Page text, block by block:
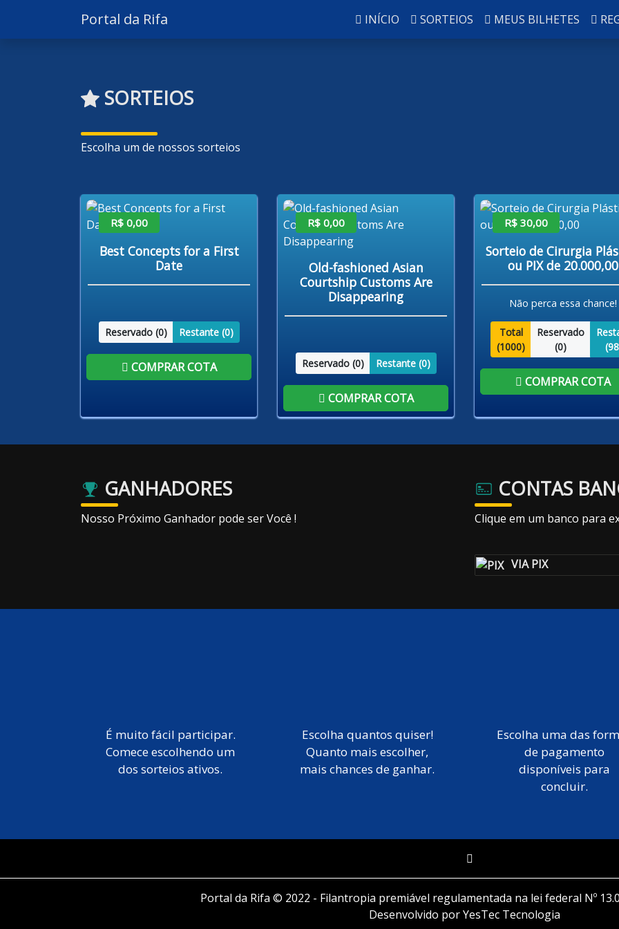
Portal da Rifa INÍCIO SORTEIOS MEUS BILHETES
SORTEIOS
Escolha um de nossos sorteios
R$ 0,00
Best Concepts for a First
Date
Reservado (0) Restante (0)
COMPRAR COTA
R$ 0,00
Old-fashioned Asian
Courtship Customs Are
Disappearing
Reservado (0) Restante (0)
COMPRAR COTA
R$ 30,00
Sorteio de Cirurgia
ou PIX de 20.000,00
Não perca essa chance!
Total
(1000)
Reservado
(0)
(
COMPRAR COTA
GANHADORES
Nosso Próximo Ganhador pode ser Você !
CONTAS
Clique em um banco para
VIA PIX
É muito fácil participar.
Comece escolhendo um
dos sorteios ativos.
Escolha quantos quiser!
Quanto mais escolher,
mais chances de ganhar.
Escolha uma das
de pagamento
disponíveis para
concluir.
Portal da Rifa © 2022 - Filantropia premiável regulamentada na lei federal Nº
Desenvolvido por YesTec Tecnologia